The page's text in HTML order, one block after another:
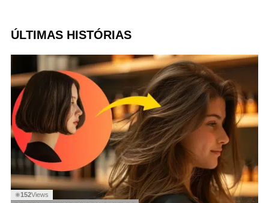
ÚLTIMAS HISTÓRIAS
◉152Views